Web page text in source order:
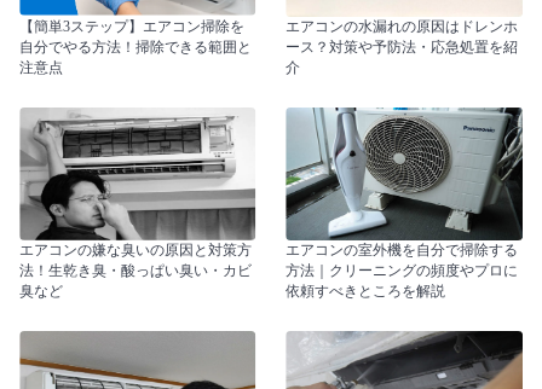
【簡単3ステップ】エアコン掃除を
自分でやる方法！掃除できる範囲と
注意点
エアコンの水漏れの原因はドレンホ
ース？対策や予防法・応急処置を紹
介
エアコンの嫌な臭いの原因と対策方
法！生乾き臭・酸っぱい臭い・カビ
臭など
エアコンの室外機を自分で掃除する
方法｜クリーニングの頻度やプロに
依頼すべきところを解説